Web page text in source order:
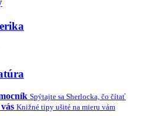
Spýtajte sa Sherlocka, čo čítať
Knižné tipy ušité na mieru vám